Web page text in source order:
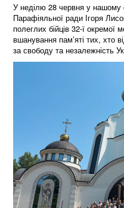
У неділю 28 червня у нашому
Парафіяльної ради Ігоря
полеглих бійців 32-ї окремої
вшанування пам’яті тих,
за свободу та незалежність